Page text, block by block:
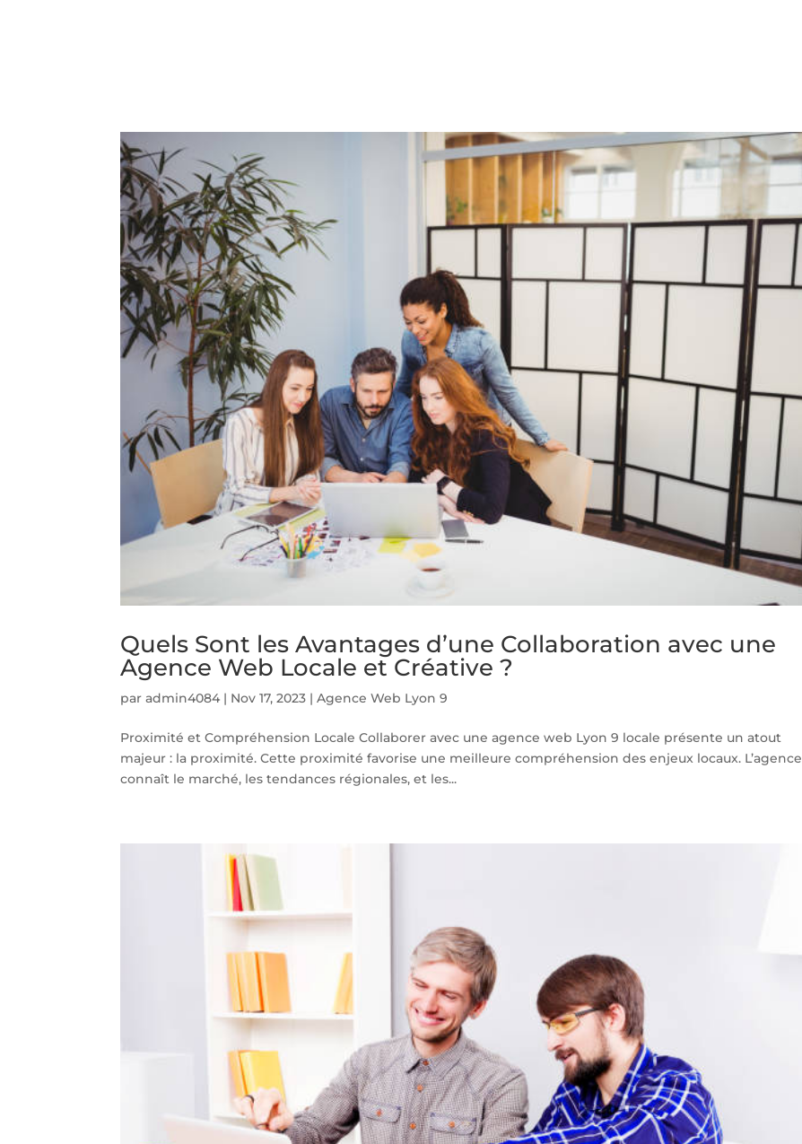
Quels Sont les Avantages d’une Collaboration avec une
Agence Web Locale et Créative ?
paradmin4084 | Nov 17, 2023 |Agence Web Lyon 9
Proximité et Compréhension Locale Collaborer avec une agence web Lyon 9 locale présente un atout
majeur : la proximité. Cette proximité favorise une meilleure compréhension des enjeux locaux. L’agence
connaît le marché, les tendances régionales, et les...